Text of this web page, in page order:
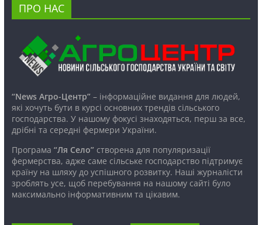
ПРО НАС
“News Агро-Центр”– інформаційне видання для людей,
які хочуть бути в курсі основних трендів сільського
господарства. У нашому фокусі знаходяться, перш за все,
дрібні та середні фермери України.
Програма “Ля Село”створена для популяризації
фермерства, адже саме сільське господарство підтримує
країну на шляху до успішного розвитку. Наші журналісти
зроблять усе, щоб перебування на нашому сайті було
максимально інформативним та цікавим.